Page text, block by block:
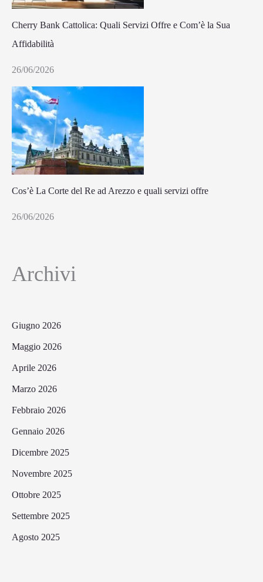
Cherry Bank Cattolica: Quali Servizi Offre e Com’è la Sua
Affidabilità
26/06/2026
Cos’è La Corte del Re ad Arezzo e quali servizi offre
26/06/2026
Archivi
Giugno 2026
Maggio 2026
Aprile 2026
Marzo 2026
Febbraio 2026
Gennaio 2026
Dicembre 2025
Novembre 2025
Ottobre 2025
Settembre 2025
Agosto 2025